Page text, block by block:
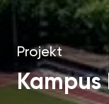
Projekt
Kampus